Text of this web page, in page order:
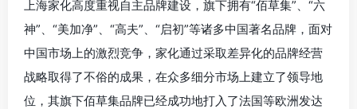
上海家化高度重视自主品牌建设，旗下拥有“佰草集”、“六
神”、“美加净”、“高夫”、“启初”等诸多中国著名品牌，面对
中国市场上的激烈竞争，家化通过采取差异化的品牌经营
战略取得了不俗的成果，在众多细分市场上建立了领导地
位，其旗下佰草集品牌已经成功地打入了法国等欧洲发达